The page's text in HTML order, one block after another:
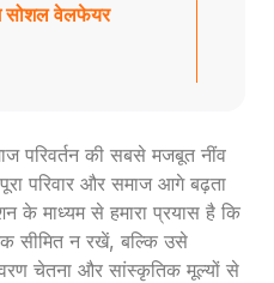
सोशल वेलफेयर
परिवर्तन की सबसे मजबूत नींव
परिवार और समाज आगे बढ़ता
माध्यम से हमारा प्रयास है कि
सीमित न रखें, बल्कि उसे
चेतना और सांस्कृतिक मूल्यों से